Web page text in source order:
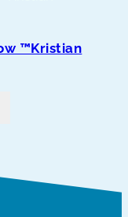
™Kristian